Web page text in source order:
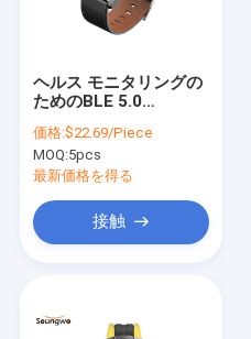
お問い合わせ
Bluetoothのヘッドホーン
bluetoothのイヤホーン
Bluetoothのスピーカー
Bluetoothライト
ヘルス モニタリングの
ためのBLE 5.0
な腕時計1.28インチの
多スポーツ モード
価格:$22.69/Piece
MOQ:5pcs
最新価格を得る
接触